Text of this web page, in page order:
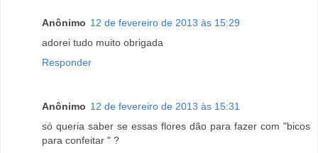
Anônimo 12 de fevereiro de 2013 às 15:29
adorei tudo muito obrigada
Responder
Anônimo 12 de fevereiro de 2013 às 15:31
só queria saber se essas flores dão para fazer com "bicos
para confeitar " ?